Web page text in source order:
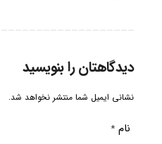
دیدگاهتان را بنویسید
نشانی ایمیل شما منتشر نخواهد شد.
نام *